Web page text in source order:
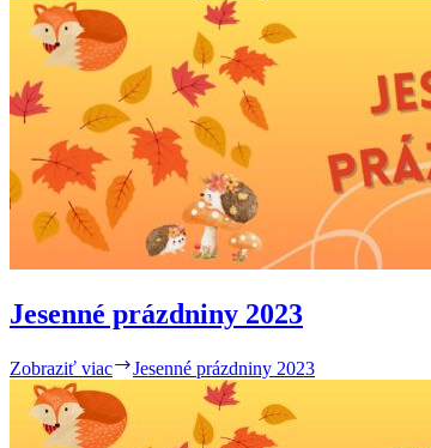
Jesenné prázdniny 2023
Zobraziť viac Jesenné prázdniny 2023